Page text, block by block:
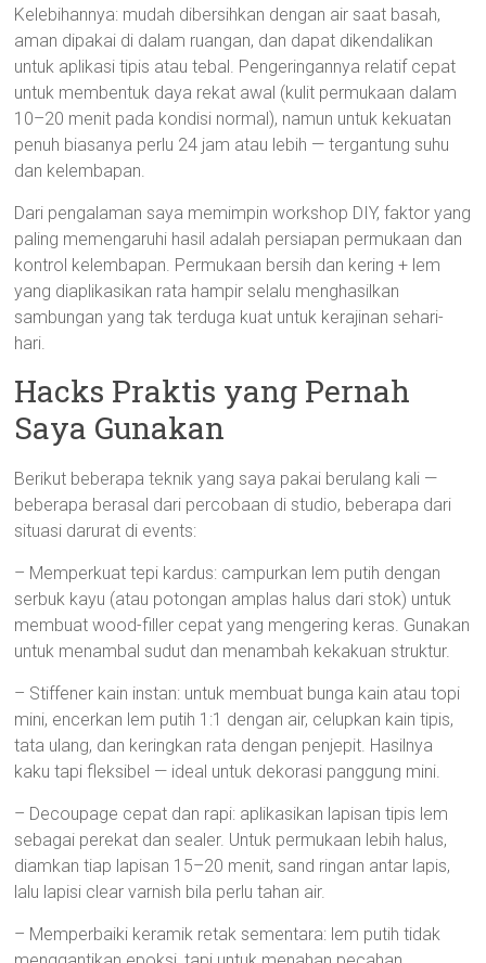
Kelebihannya: mudah dibersihkan dengan air saat basah,
aman dipakai di dalam ruangan, dan dapat dikendalikan
untuk aplikasi tipis atau tebal. Pengeringannya relatif cepat
untuk membentuk daya rekat awal (kulit permukaan dalam
10–20 menit pada kondisi normal), namun untuk kekuatan
penuh biasanya perlu 24 jam atau lebih — tergantung suhu
dan kelembapan.
Dari pengalaman saya memimpin workshop DIY, faktor yang
paling memengaruhi hasil adalah persiapan permukaan dan
kontrol kelembapan. Permukaan bersih dan kering + lem
yang diaplikasikan rata hampir selalu menghasilkan
sambungan yang tak terduga kuat untuk kerajinan sehari-
hari.
Hacks Praktis yang Pernah
Saya Gunakan
Berikut beberapa teknik yang saya pakai berulang kali —
beberapa berasal dari percobaan di studio, beberapa dari
situasi darurat di events:
– Memperkuat tepi kardus: campurkan lem putih dengan
serbuk kayu (atau potongan amplas halus dari stok) untuk
membuat wood-filler cepat yang mengering keras. Gunakan
untuk menambal sudut dan menambah kekakuan struktur.
– Stiffener kain instan: untuk membuat bunga kain atau topi
mini, encerkan lem putih 1:1 dengan air, celupkan kain tipis,
tata ulang, dan keringkan rata dengan penjepit. Hasilnya
kaku tapi fleksibel — ideal untuk dekorasi panggung mini.
– Decoupage cepat dan rapi: aplikasikan lapisan tipis lem
sebagai perekat dan sealer. Untuk permukaan lebih halus,
diamkan tiap lapisan 15–20 menit, sand ringan antar lapis,
lalu lapisi clear varnish bila perlu tahan air.
– Memperbaiki keramik retak sementara: lem putih tidak